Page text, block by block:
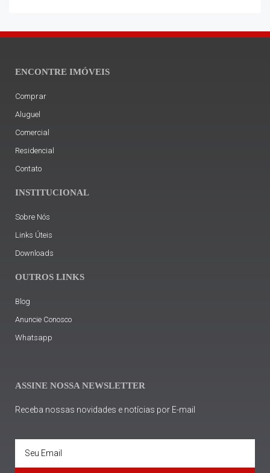
ENCONTRE IMÓVEIS
Comprar
Aluguel
Comercial
Residencial
Contato
INSTITUCIONAL
Sobre Nós
Links Úteis
Downloads
OUTROS LINKS
Blog
Anuncie Conosco
Whatsapp
ASSINE NOSSA NEWSLETTER
Receba nossas novidades e notícias por E-mail